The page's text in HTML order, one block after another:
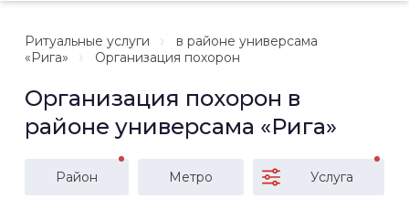
Ритуальные услуги
в районе универсама
«Рига»
Организация похорон
Организация похорон в
районе универсама «Рига»
Район Метро Услуга